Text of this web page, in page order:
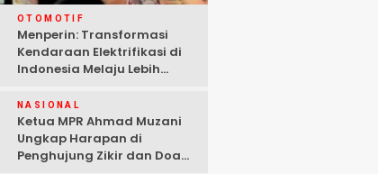
OTOMOTIF
Menperin: Transformasi
Kendaraan Elektrifikasi di
Indonesia Melaju Lebih
NASIONAL
Ketua MPR Ahmad Muzani
Ungkap Harapan di
Penghujung Zikir dan Doa